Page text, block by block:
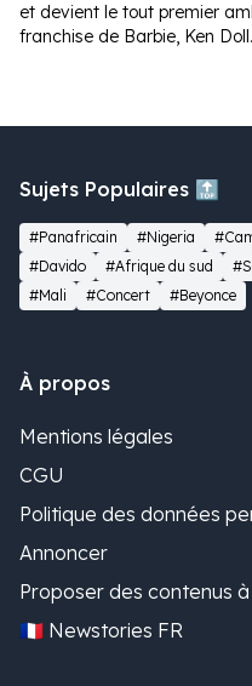
et devient le tout premier
franchise de Barbie, Ken Doll.
Sujets Populaires 🔝
#Panafricain #Nigeria
#Davido
#Afrique du sud
#Mali
#Concert #Beyonce
À propos
Mentions légales
CGU
Politique des données
Annoncer
Proposer des contenus
🇫🇷 Newstories FR